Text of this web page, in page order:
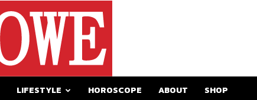
LIFESTYLE HOROSCOPE ABOUT SHOP